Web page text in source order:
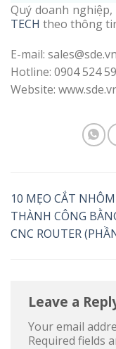
Quý doanh
TECH theo thông
E-mail:
Hotline: 0904 524
Website:
10 MẸO CẮT NHÔM
THÀNH CÔNG
CNC ROUTER
Leave a
Your email
Required fields